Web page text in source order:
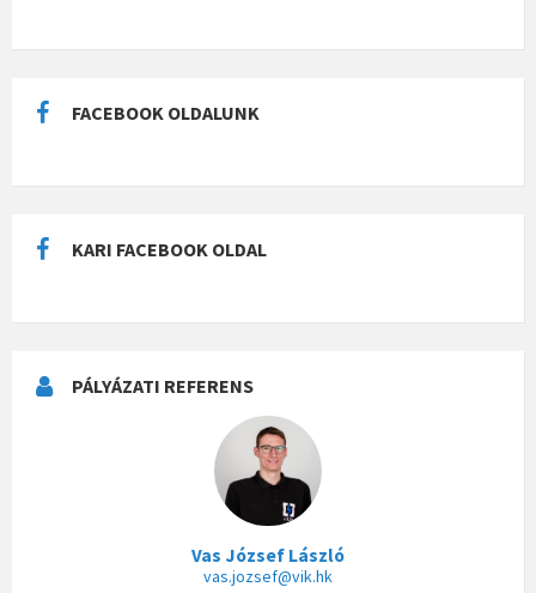
FACEBOOK OLDALUNK
KARI FACEBOOK OLDAL
PÁLYÁZATI REFERENS
Vas József László
vas.jozsef@vik.hk